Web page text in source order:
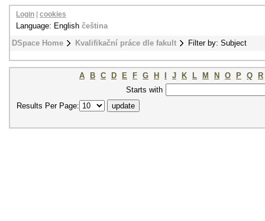
DSpace Home Kvalifikační práce dle fakult Filter by: Subject
Login cookies
Language: English čeština
A B C D E F G H J K L M N O P Q
R
Starts with
Results Per Page: